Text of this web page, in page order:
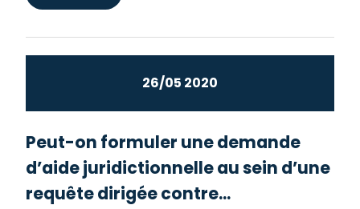
26/05 2020
Peut-on formuler une demande
d’aide juridictionnelle au sein d’une
requête dirigée contre...